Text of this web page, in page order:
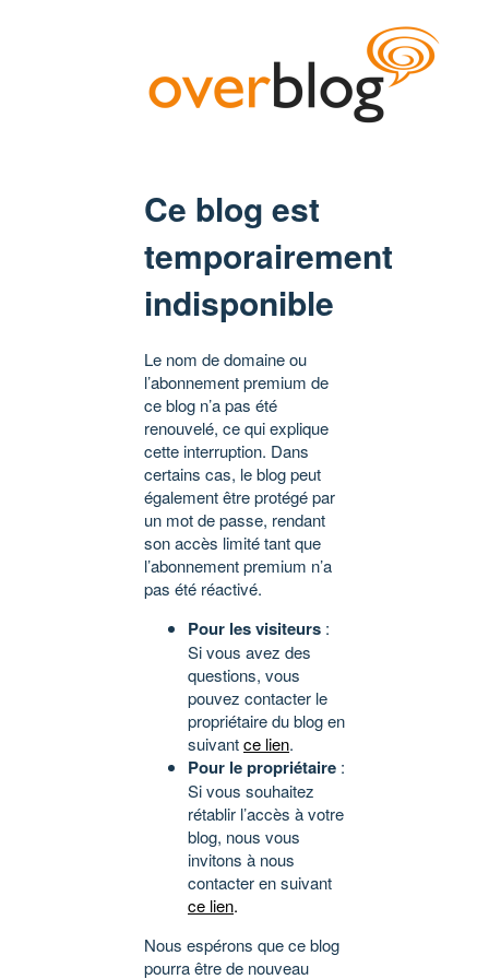
Ce blog est
temporairement
indisponible
Le nom de domaine ou
l’abonnement premium de
ce blog n’a pas été
renouvelé, ce qui explique
cette interruption. Dans
certains cas, le blog peut
également être protégé par
un mot de passe, rendant
son accès limité tant que
l’abonnement premium n’a
pas été réactivé.
Pour les visiteurs :
Si vous avez des
questions, vous
pouvez contacter le
propriétaire du blog en
suivantce lien.
Pour le propriétaire :
Si vous souhaitez
rétablir l’accès à votre
blog, nous vous
invitons à nous
contacter en suivant
ce lien.
Nous espérons que ce blog
pourra être de nouveau